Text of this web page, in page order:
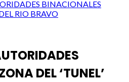
BINACIONALES
RIO BRAVO
DEL ‘TUNEL’